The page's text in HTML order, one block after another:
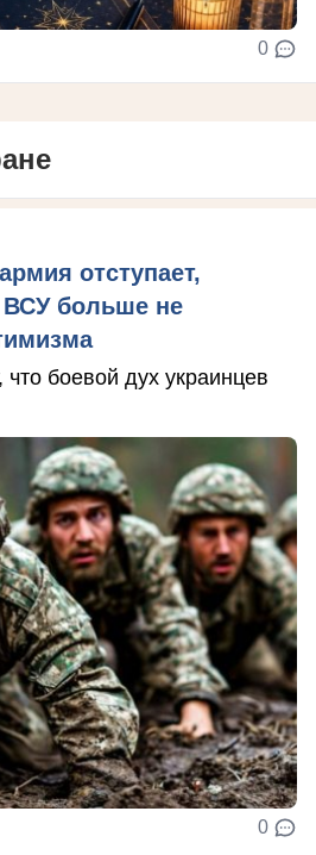
0
отступает,
ВСУ больше не
боевой дух украинцев
0